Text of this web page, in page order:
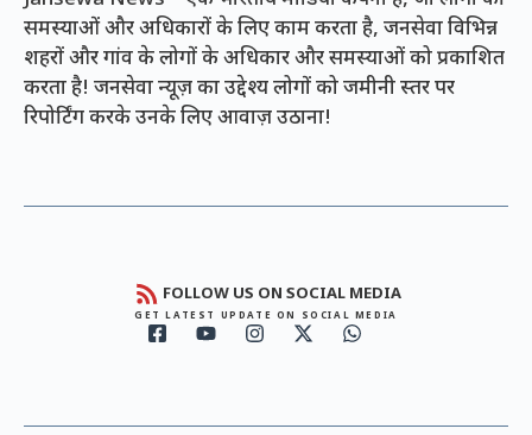
समस्याओं और अधिकारों के लिए काम करता है, जनसेवा विभिन्न
शहरों और गांव के लोगों के अधिकार और समस्याओं को प्रकाशित
करता है! जनसेवा न्यूज़ का उद्देश्य लोगों को जमीनी स्तर पर
रिपोर्टिंग करके उनके लिए आवाज़ उठाना!
FOLLOW US ON SOCIAL MEDIA
GET LATEST UPDATE ON SOCIAL MEDIA